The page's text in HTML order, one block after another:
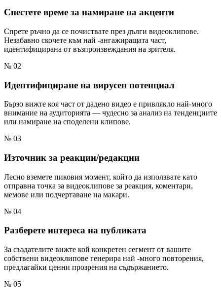
Спестете време за намиране на акценти
Спрете ръчно да се почиствате през дълги видеоклипове.
Незабавно скочете към най -ангажиращата част,
идентифицирана от възпроизвеждания на зрителя.
№ 02
Идентифициране на вирусен потенциал
Бързо вижте коя част от дадено видео е привлякло най-много
внимание на аудиторията — чудесно за анализ на тенденциите
или намиране на споделени клипове.
№ 03
Източник за реакции/редакции
Лесно вземете пиковия момент, който да използвате като
отправна точка за видеоклипове за реакция, коментари,
мемове или подчертаване на макари.
№ 04
Разберете интереса на публиката
За създателите вижте кой конкретен сегмент от вашите
собствени видеоклипове генерира най -много повторения,
предлагайки ценни прозрения на съдържанието.
№ 05